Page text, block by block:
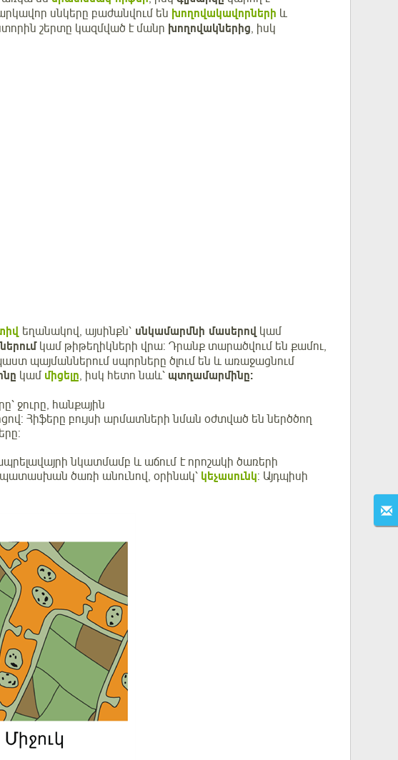
սնկերը բաժանվում են խողովակավորների և
շերտը կազմված է մանր խողովակներից, իսկ
եղանակով, այսինքն՝ սնկամարմնի մասերով կամ
կամ թիթեղիկների վրա: Դրանք տարածվում են քամու,
պայմաններում սպորները ծլում են և առաջացնում
կամ միցելը, իսկ հետո նաև՝ պտղամարմինը:
ջուրը, հանքային
Հիֆերը բույսի արմատների նման օժտված են ներծծող
նկատմամբ և աճում է որոշակի ծառերի
ծառի անունով, օրինակ՝ կեչասունկ: Այդպիսի